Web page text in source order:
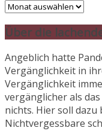
Archiv
Über die
Angeblich hatte
Vergänglichkeit in
Vergänglichkeit
vergänglicher als
nichts. Hier soll dazu
Nichtvergessbare